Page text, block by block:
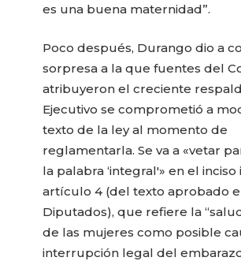
es una buena maternidad”.
Poco después, Durango dio a
sorpresa a la que fuentes del
atribuyeron el creciente
Ejecutivo se comprometió a
texto de la ley al momento de
reglamentarla. Se va a «vetar
la palabra ‘integral'» en el inciso
artículo 4 (del texto aprobado
Diputados), que refiere la
de las mujeres como posible
interrupción legal del embarazo